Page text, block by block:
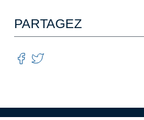
PARTAGEZ